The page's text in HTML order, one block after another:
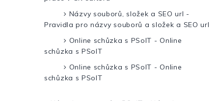
Názvy souborů, složek a SEO url -
Pravidla pro názvy souborů a složek a SEO url
Online schůzka s PSoIT - Online
schůzka s PSoIT
Online schůzka s PSoIT - Online
schůzka s PSoIT